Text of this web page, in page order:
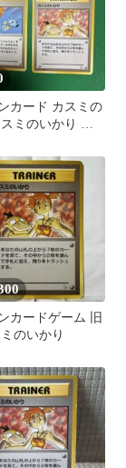
カード カスミの
ミのいかり ト
カードゲーム 旧
のいかり